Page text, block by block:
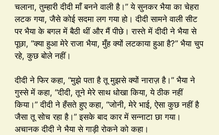
चलाना, तुम्हारी दीदी माँ बनने वाली है।” ये सुनकर भैया का चेहरा
लटक गया, जैसे कोई सदमा लग गया हो। दीदी सामने वाली सीट
पर भैया के बगल में बैठी थीं और मैं पीछे। रास्ते में दीदी ने भैया से
पूछा, “क्या हुआ मेरे राजा भैया, मुँह क्यों लटकाया हुआ है?” भैया चुप
रहे, कुछ बोले नहीं।
दीदी ने फिर कहा, “मुझे पता है तू मुझसे क्यों नाराज़ है।” भैया ने
गुस्से में कहा, “दीदी, तूने मेरे साथ धोखा किया, ये ठीक नहीं
किया।” दीदी ने हँसते हुए कहा, “जोनी, मेरे भाई, ऐसा कुछ नहीं है
जैसा तू सोच रहा है।” इसके बाद कार में सन्नाटा छा गया।
अचानक दीदी ने भैया से गाड़ी रोकने को कहा।